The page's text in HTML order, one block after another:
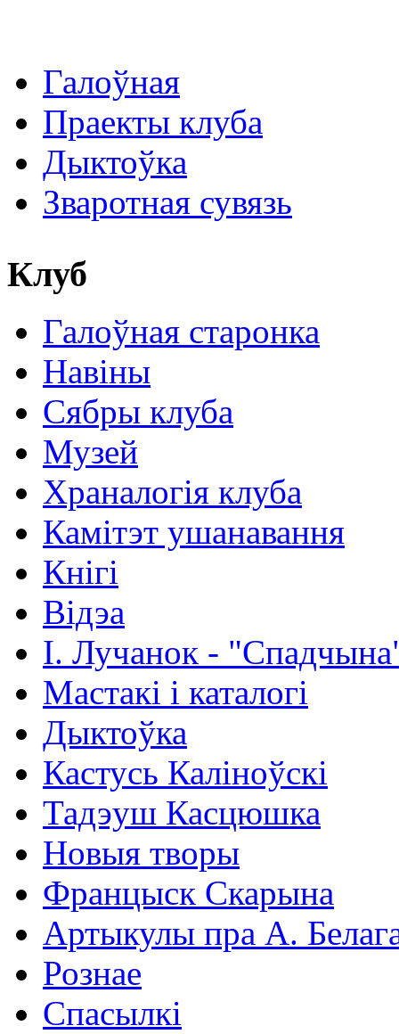
Галоўная
Праекты клуба
Дыктоўка
Зваротная сувязь
Клуб
Галоўная старонка
Навіны
Сябры клуба
Музей
Храналогія клуба
Камітэт ушанавання
Кнігі
Відэа
І. Лучанок -
Мастакі i каталогi
Дыктоўка
Кастусь Каліноўскі
Тадэуш Касцюшка
Новыя творы
Францыск Скарына
Артыкулы пра А.
Рознае
Спасылкі